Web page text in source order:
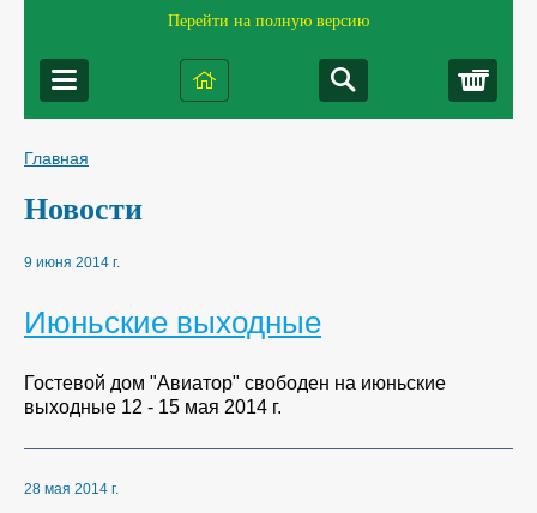
Перейти на полную версию
Главная
Новости
9 июня 2014 г.
Июньские выходные
Гостевой дом "Авиатор" свободен на июньские
выходные 12 - 15 мая 2014 г.
28 мая 2014 г.